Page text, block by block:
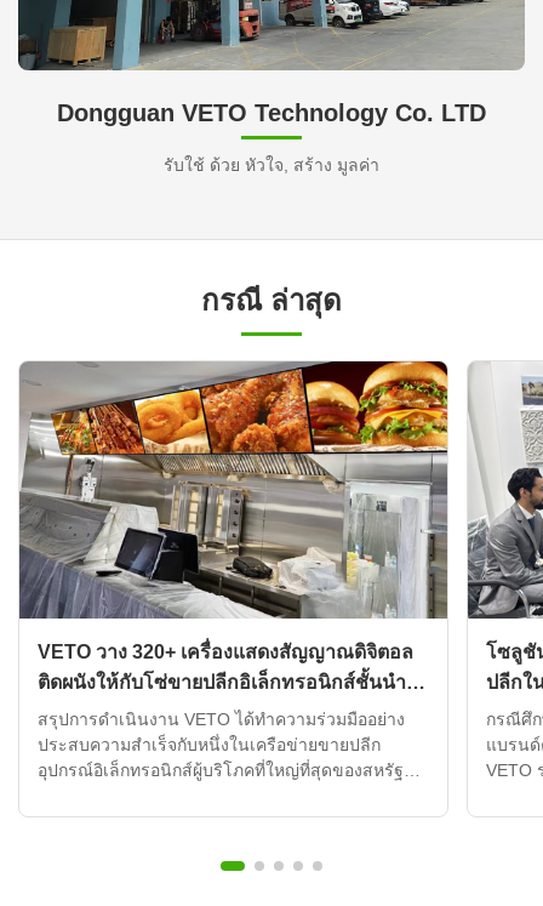
Dongguan VETO Technology Co. LTD
รับใช้ ด้วย หัวใจ, สร้าง มูลค่า
กรณี ล่าสุด
VETO วาง 320+ เครื่องแสดงสัญญาณดิจิตอล
ติดผนังให้กับโซ่ขายปลีกอิเล็กทรอนิกส์ชั้นนํา
ของ UAE
สรุปการดําเนินงาน VETO ได้ทําความร่วมมืออย่าง
ประสบความสําเร็จกับหนึ่งในเครือข่ายขายปลีก
อุปกรณ์อิเล็กทรอนิกส์ผู้บริโภคที่ใหญ่ที่สุดของสหรัฐ
ค้าทั่ว 120+ สถานที่ขายปลีกโดยการใช้เครื่องป้าย
โซลูชั
ปลีกใ
ของ
กรณีศึ
แบรนด์
VETO
ร้าน ลู